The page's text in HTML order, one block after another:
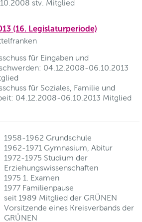
stv. Mitglied
(16. Legislaturperiode)
für Eingaben und
04.12.2008-06.10.2013
für Soziales, Familie und
04.12.2008-06.10.2013 Mitglied
1958-1962 Grundschule
1962-1971 Gymnasium, Abitur
1972-1975 Studium der
Erziehungswissenschaften
1975 1. Examen
1977 Familienpause
seit 1989 Mitglied der GRÜNEN
Vorsitzende eines Kreisverbands der
GRÜNEN